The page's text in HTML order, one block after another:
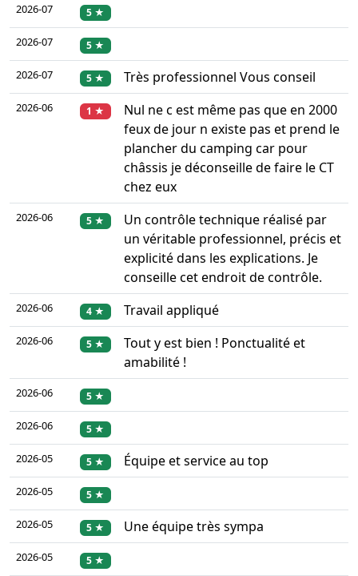
2026-07 5 ★
2026-07 5 ★
2026-07 5 ★ Très professionnel Vous conseil
2026-06 1 ★
Nul ne c est même pas que en 2000
feux de jour n existe pas et prend le
plancher du camping car pour
châssis je déconseille de faire le CT
chez eux
2026-06 5 ★
Un contrôle technique réalisé par
un véritable professionnel, précis et
explicité dans les explications. Je
conseille cet endroit de contrôle.
2026-06 4 ★ Travail appliqué
2026-06 5 ★
Tout y est bien ! Ponctualité et
amabilité !
2026-06 5 ★
2026-06 5 ★
2026-05 5 ★ Équipe et service au top
2026-05 5 ★
2026-05 5 ★ Une équipe très sympa
2026-05 5 ★